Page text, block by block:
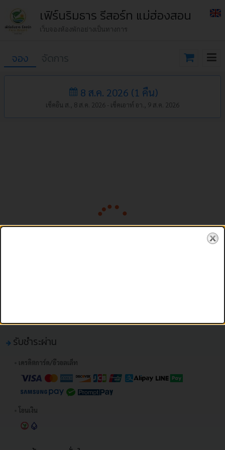
เฟิร์นริมธาร รีสอร์ท แม่ฮ่องสอน
เว็บจองห้องพักอย่างเป็นทางการ
จอง จัดการ
8 ส.ค. 2026 (1 คืน)
เช็คอิน ส., 8 ส.ค. 2026 - เช็คเอาท์ อา., 9 ส.ค. 2026
รับชำระผ่าน
เครดิตการ์ด/อีวอลเล็ท
โอนเงิน